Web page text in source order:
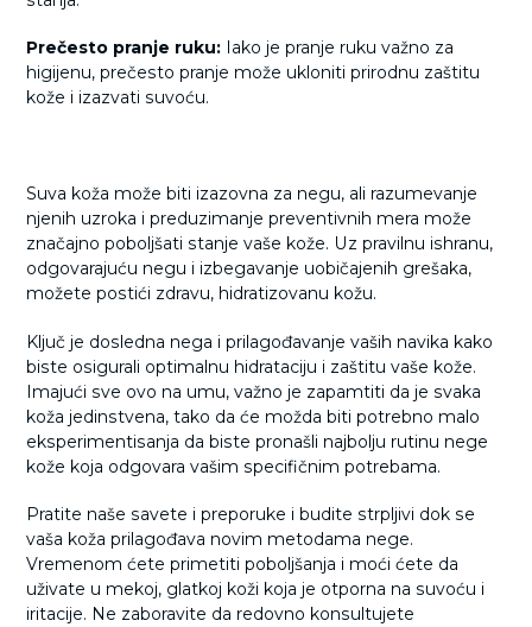
Prečesto pranje ruku: Iako je pranje ruku važno za
higijenu, prečesto pranje može ukloniti prirodnu zaštitu
kože i izazvati suvoću.
Suva koža može biti izazovna za negu, ali razumevanje
njenih uzroka i preduzimanje preventivnih mera može
značajno poboljšati stanje vaše kože. Uz pravilnu ishranu,
odgovarajuću negu i izbegavanje uobičajenih grešaka,
možete postići zdravu, hidratizovanu kožu.
Ključ je dosledna nega i prilagođavanje vaših navika kako
biste osigurali optimalnu hidrataciju i zaštitu vaše kože.
Imajući sve ovo na umu, važno je zapamtiti da je svaka
koža jedinstvena, tako da će možda biti potrebno malo
eksperimentisanja da biste pronašli najbolju rutinu nege
kože koja odgovara vašim specifičnim potrebama.
Pratite naše savete i preporuke i budite strpljivi dok se
vaša koža prilagođava novim metodama nege.
Vremenom ćete primetiti poboljšanja i moći ćete da
uživate u mekoj, glatkoj koži koja je otporna na suvoću i
iritacije. Ne zaboravite da redovno konsultujete